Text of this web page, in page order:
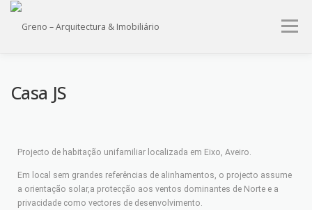
Menu
Casa JS
Projecto de habitação unifamiliar localizada em Eixo, Aveiro.
Em local sem grandes referências de alinhamentos, o projecto assume
a orientação solar,a protecção aos ventos dominantes de Norte e a
privacidade como vectores de desenvolvimento.